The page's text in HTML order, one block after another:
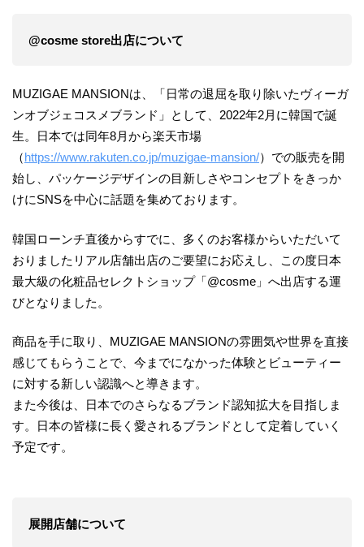
@cosme store出店について
MUZIGAE MANSIONは、「日常の退屈を取り除いたヴィーガ
ンオブジェコスメブランド」として、2022年2月に韓国で誕
生。日本では同年8月から楽天市場
（https://www.rakuten.co.jp/muzigae-mansion/）での販売を開
始し、パッケージデザインの目新しさやコンセプトをきっか
けにSNSを中心に話題を集めております。
韓国ローンチ直後からすでに、多くのお客様からいただいて
おりましたリアル店舗出店のご要望にお応えし、この度日本
最大級の化粧品セレクトショップ「@cosme」へ出店する運
びとなりました。
商品を手に取り、MUZIGAE MANSIONの雰囲気や世界を直接
感じてもらうことで、今までになかった体験とビューティー
に対する新しい認識へと導きます。
また今後は、⽇本でのさらなるブランド認知拡大を⽬指しま
す。日本の皆様に長く愛されるブランドとして定着していく
予定です。
​展開店舗について